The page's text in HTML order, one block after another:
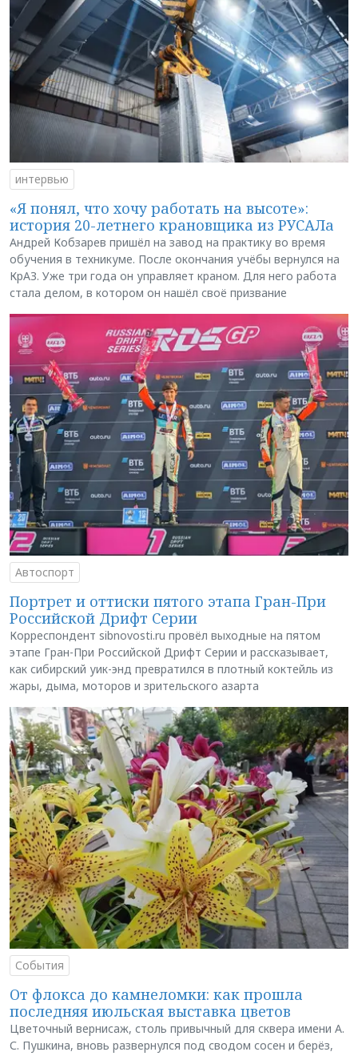
интервью
«Я понял, что хочу работать на высоте»:
история 20-летнего крановщика из РУСАЛа
Андрей Кобзарев пришёл на завод на практику во время
обучения в техникуме. После окончания учёбы вернулся на
КрАЗ. Уже три года он управляет краном. Для него работа
стала делом, в котором он нашёл своё призвание
Автоспорт
Портрет и оттиски пятого этапа Гран-При
Российской Дрифт Серии
Корреспондент sibnovosti.ru провёл выходные на пятом
этапе Гран-При Российской Дрифт Серии и рассказывает,
как сибирский уик-энд превратился в плотный коктейль из
жары, дыма, моторов и зрительского азарта
События
От флокса до камнеломки: как прошла
последняя июльская выставка цветов
Цветочный вернисаж, столь привычный для сквера имени А.
С. Пушкина, вновь развернулся под сводом сосен и берёз,